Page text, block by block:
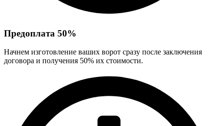
Предоплата 50%
Начнем изготовление ваших ворот сразу после заключения
договора и получения 50% их стоимости.